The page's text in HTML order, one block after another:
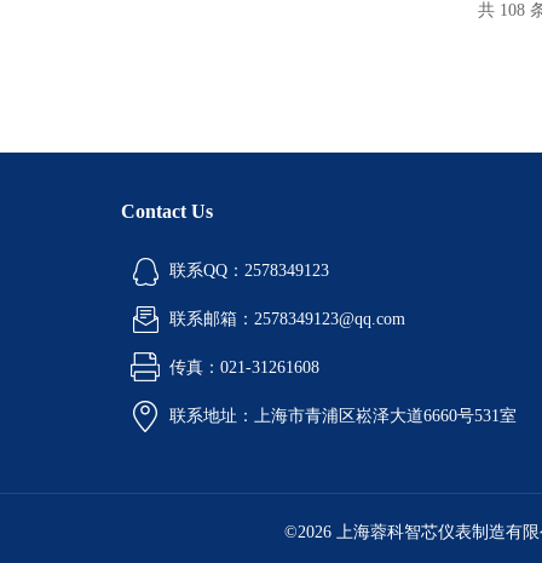
共 108
Contact Us
联系QQ：2578349123
联系邮箱：2578349123@qq.com
传真：021-31261608
联系地址：上海市青浦区崧泽大道6660号531室
©2026 上海蓉科智芯仪表制造有